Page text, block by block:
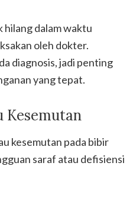
hilang dalam waktu
oleh dokter.
diagnosis, jadi penting
yang tepat.
Kesemutan
kesemutan pada bibir
saraf atau defisiensi